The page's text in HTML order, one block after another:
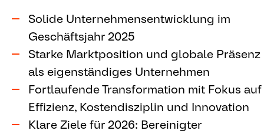
Solide Unternehmensentwicklung im
Geschäftsjahr 2025
Starke Marktposition und globale Präsenz
als eigenständiges Unternehmen
Fortlaufende Transformation mit Fokus auf
Effizienz, Kostendisziplin und Innovation
Klare Ziele für 2026: Bereinigter